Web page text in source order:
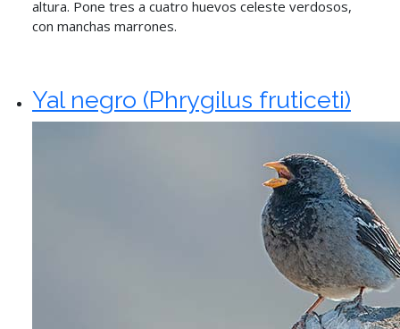
altura. Pone tres a cuatro huevos celeste verdosos,
con manchas marrones.
Yal negro (Phrygilus fruticeti)